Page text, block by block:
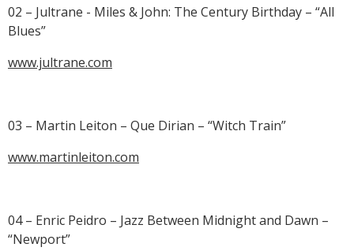
02 – Jultrane - Miles & John: The Century Birthday – “All
Blues”
www.jultrane.com
03 – Martin Leiton – Que Dirian – “Witch Train”
www.martinleiton.com
04 – Enric Peidro – Jazz Between Midnight and Dawn –
“Newport”